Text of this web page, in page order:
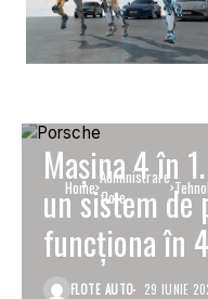
Home Administrare
flote
Mașina 4 în
un sistem de
funcționa în
FLOTE AUTO 29 IUNIE